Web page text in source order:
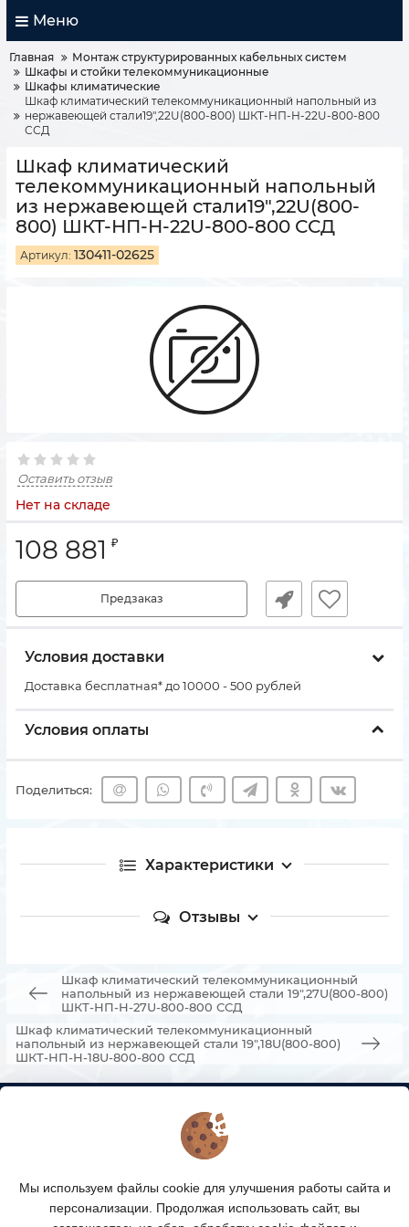
Меню
Главная
Монтаж структурированных кабельных систем
Шкафы и стойки телекоммуникационные
Шкафы климатические
Шкаф климатический телекоммуникационный напольный из
нержавеющей стали19",22U(800-800) ШКТ-НП-Н-22U-800-800
ССД
Шкаф климатический
телекоммуникационный напольный
из нержавеющей стали19",22U(800-
800) ШКТ-НП-Н-22U-800-800 ССД
Артикул: 130411-02625
Оставить отзыв
Нет на складе
108 881 ₽
Предзаказ
Условия доставки
Доставка бесплатная* до 10000 - 500 рублей
Условия оплаты
Поделиться:
Характеристики
Отзывы
Шкаф климатический телекоммуникационный
напольный из нержавеющей стали 19",27U(800-800)
ШКТ-НП-Н-27U-800-800 ССД
Шкаф климатический телекоммуникационный
напольный из нержавеющей стали 19",18U(800-800)
ШКТ-НП-Н-18U-800-800 ССД
КАТАЛОГ ТОВАРОВ
Мы используем файлы cookie для улучшения работы сайта и
персонализации. Продолжая использовать сайт, вы